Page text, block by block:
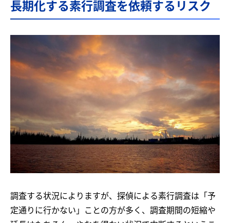
長期化する素行調査を依頼するリスク
調査する状況によりますが、探偵による素行調査は「予
定通りに行かない」ことの方が多く、調査期間の短縮や